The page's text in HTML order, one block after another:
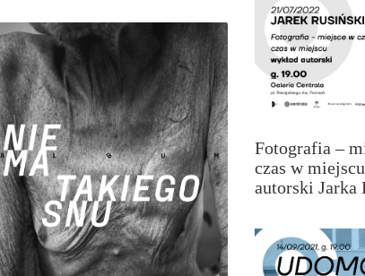
Fotografia –
czas w
autorski Jarka